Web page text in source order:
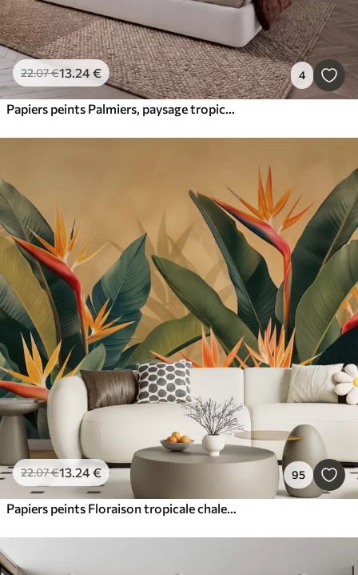
22.07€13.24€ 4
Papiers peints Palmiers, paysage tropical, art texturé
22.07€13.24€ 95
Papiers peints Floraison tropicale chaleureuse